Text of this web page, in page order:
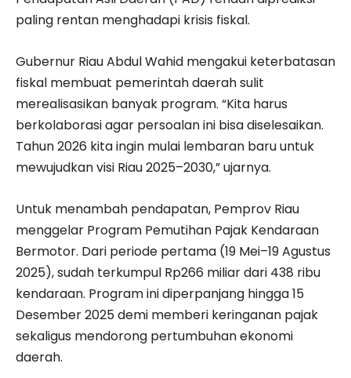
paling rentan menghadapi krisis fiskal.
Gubernur Riau Abdul Wahid mengakui keterbatasan
fiskal membuat pemerintah daerah sulit
merealisasikan banyak program. “Kita harus
berkolaborasi agar persoalan ini bisa diselesaikan.
Tahun 2026 kita ingin mulai lembaran baru untuk
mewujudkan visi Riau 2025–2030,” ujarnya.
Untuk menambah pendapatan, Pemprov Riau
menggelar Program Pemutihan Pajak Kendaraan
Bermotor. Dari periode pertama (19 Mei–19 Agustus
2025), sudah terkumpul Rp266 miliar dari 438 ribu
kendaraan. Program ini diperpanjang hingga 15
Desember 2025 demi memberi keringanan pajak
sekaligus mendorong pertumbuhan ekonomi
daerah.